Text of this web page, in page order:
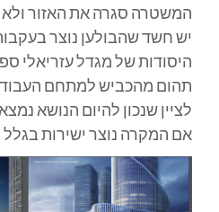
המשטרה סגרה את האזור ולא
יש חשד שהבולען נוצר
היסודות של מגדל עזריאלי
תהום מהכביש למתחם
לציין שנכון להיום הנושא
אם המקרה נוצר ישירות בגלל